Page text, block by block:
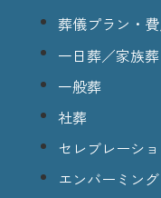
葬儀プラン・
一日葬／家族葬
一般葬
社葬
セレブレーシ
エンバーミン